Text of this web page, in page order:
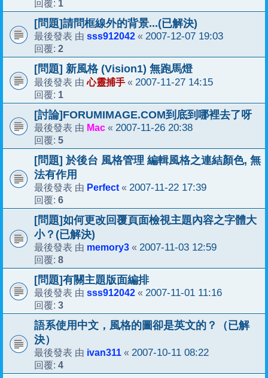
回覆: 1
[問題]請問框線外的背景...(已解決)
最後發表 由 sss912042 « 2007-12-07 19:03
回覆: 2
[問題] 新風格 (Vision1) 無跑馬燈
最後發表 由心靈捕手 « 2007-11-27 14:15
回覆: 1
[討論]FORUMIMAGE.COM到底到哪裡去了呀
最後發表 由 Mac « 2007-11-26 20:38
回覆: 5
[問題] 於後台 風格管理 編輯風格之連結顏色, 無
法有作用
最後發表 由 Perfect « 2007-11-22 17:39
回覆: 6
[問題]如何更改回覆頁面檢視主題內容之字體大
小？(已解決)
最後發表 由 memory3 « 2007-11-03 12:59
回覆: 8
[問題]有關主題版面編排
最後發表 由 sss912042 « 2007-11-01 11:16
回覆: 3
語系使用中文，風格的圖卻是英文的？（已解
決）
最後發表 由 ivan311 « 2007-10-11 08:22
回覆: 4